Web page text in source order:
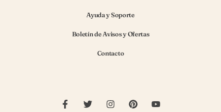
Ayuda y Soporte
Boletín de Avisos y Ofertas
Contacto